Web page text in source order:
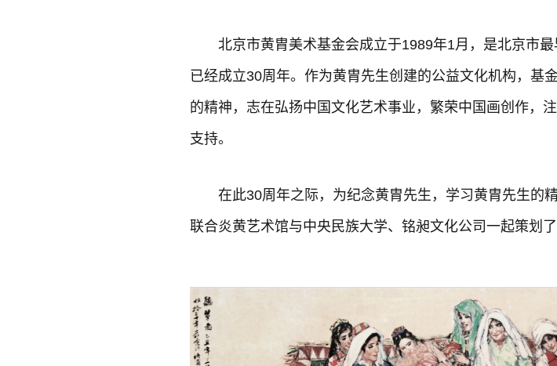
北京市黄胄美术基金会成立于1989年1月，是北京市
已经成立30周年。作为黄胄先生创建的公益文化机构，基
的精神，志在弘扬中国文化艺术事业，繁荣中国画创作，
支持。
在此30周年之际，为纪念黄胄先生，学习黄胄先生的
联合炎黄艺术馆与中央民族大学、铭昶文化公司一起策划了